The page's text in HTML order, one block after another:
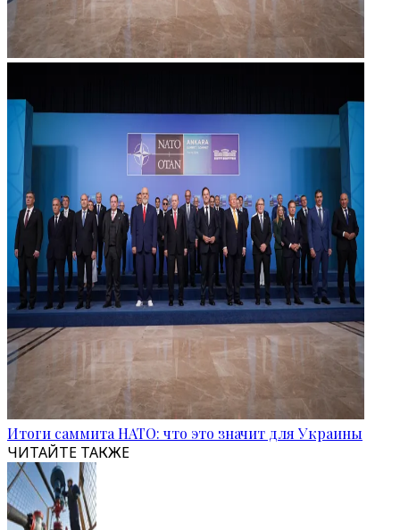
Итоги саммита НАТО: что это значит для Украины
ЧИТАЙТЕ ТАКЖЕ